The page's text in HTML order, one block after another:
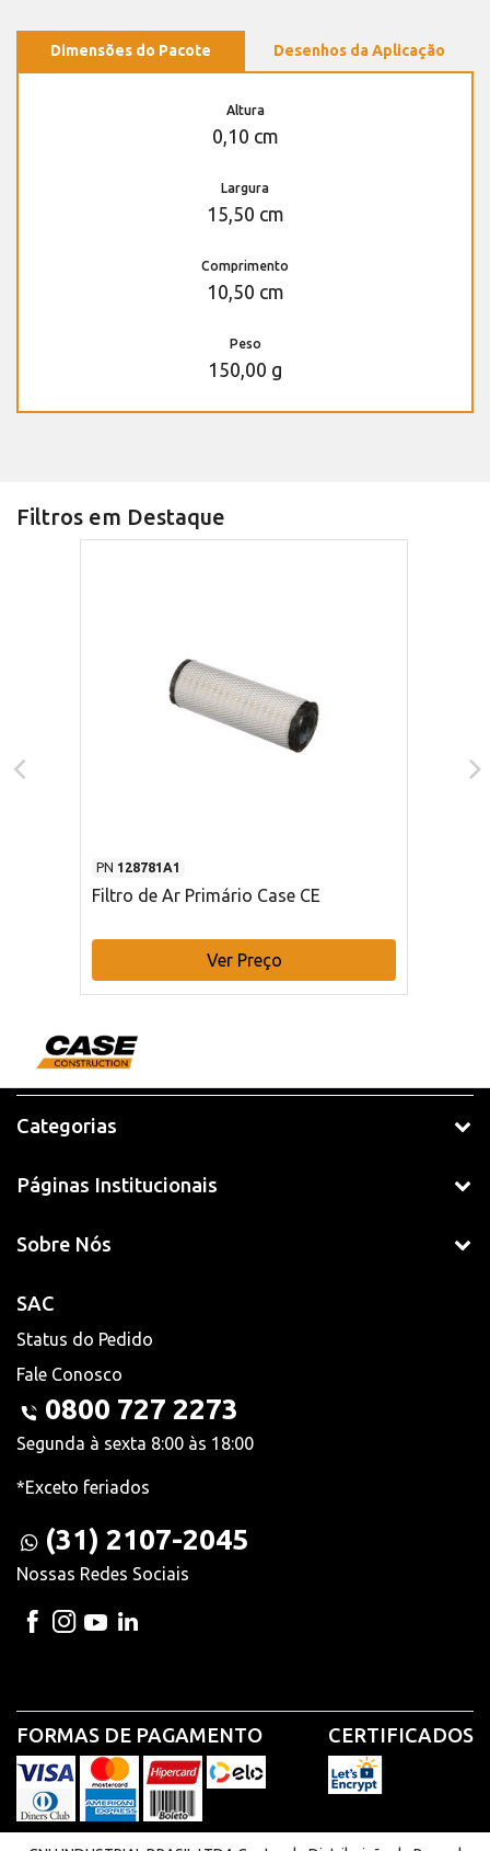
Dimensões do Pacote Desenhos da Aplicação
Altura
0,10 cm
Largura
15,50 cm
Comprimento
10,50 cm
Peso
150,00 g
Filtros em Destaque
PN 128781A1
Filtro de Ar Primário Case CE
Ver Preço
Categorias
Páginas Institucionais
Sobre Nós
SAC
Status do Pedido
Fale Conosco
0800 727 2273
Segunda à sexta 8:00 às 18:00
*Exceto feriados
(31) 2107-2045
Nossas Redes Sociais
FORMAS DE PAGAMENTO CERTIFICADOS